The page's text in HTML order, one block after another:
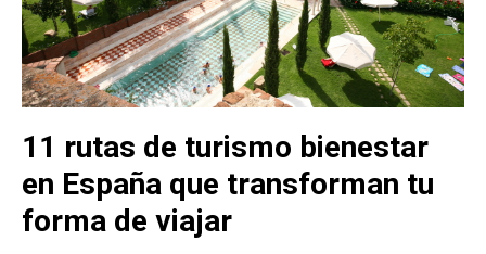
11 rutas de turismo bienestar
en España que transforman tu
forma de viajar